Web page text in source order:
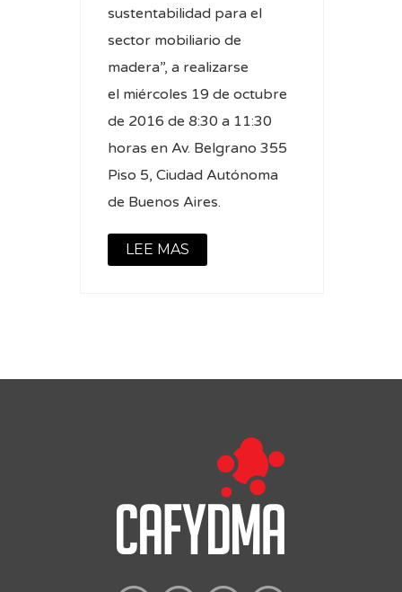
sustentabilidad para el
sector mobiliario de
madera”, a realizarse
el miércoles 19 de octubre
de 2016 de 8:30 a 11:30
horas en Av. Belgrano 355
Piso 5, Ciudad Autónoma
de Buenos Aires.
LEE MAS